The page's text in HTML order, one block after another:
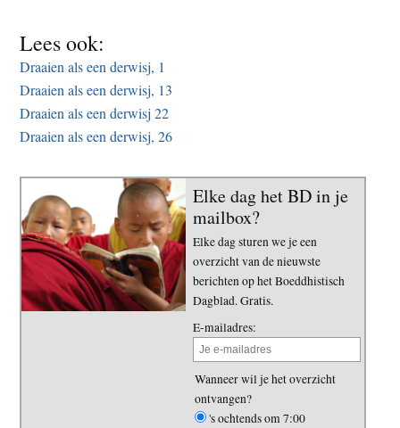
Lees ook:
Draaien als een derwisj, 1
Draaien als een derwisj, 13
Draaien als een derwisj 22
Draaien als een derwisj, 26
Elke dag het BD in je
mailbox?
Elke dag sturen we je een
overzicht van de nieuwste
berichten op het Boeddhistisch
Dagblad. Gratis.
E-mailadres:
Wanneer wil je het overzicht
ontvangen?
's ochtends om 7:00